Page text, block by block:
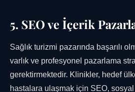
5. SEO ve İçerik
Sağlık turizmi pazarında başarılı
varlık ve profesyonel pazarlama
gerektirmektedir. Klinikler, hedef
hastalara ulaşmak için SEO,